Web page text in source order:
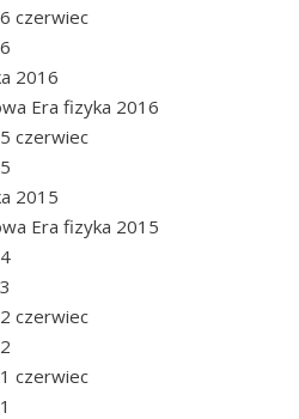
czerwiec
2016
Era fizyka 2016
czerwiec
2015
Era fizyka 2015
czerwiec
czerwiec